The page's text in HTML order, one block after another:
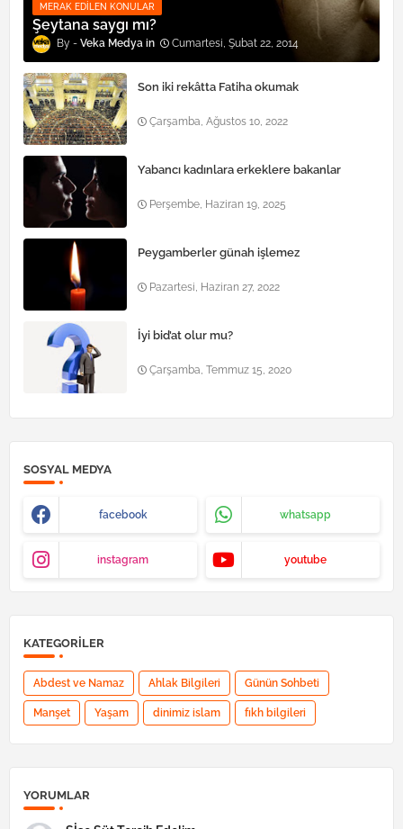
MERAK EDILEN KONULAR
Şeytana saygı mı?
Veka Medya Cumartesi, Şubat 22, 2014
Son iki rekâtta Fatiha okumak
Çarşamba, Ağustos 10, 2022
Yabancı kadınlara erkeklere bakanlar
Perşembe, Haziran 19, 2025
Peygamberler günah işlemez
Pazartesi, Haziran 27, 2022
İyi bid’at olur mu?
Çarşamba, Temmuz 15, 2020
SOSYAL MEDYA
facebook whatsapp
instagram youtube
KATEGORILER
Abdest ve Namaz Ahlak Bilgileri Günün Sohbeti
Manşet Yaşam dinimiz islam fıkh bilgileri
YORUMLAR